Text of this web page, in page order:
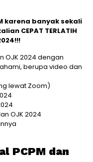
karena banyak sekali
CEPAT TERLATIH
OJK 2024 dengan
berupa video dan
lewat Zoom)
OJK 2024
PCPM dan